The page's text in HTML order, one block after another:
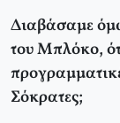
Διαβάσαμε
του Μπλόκο,
Σόκρατες;